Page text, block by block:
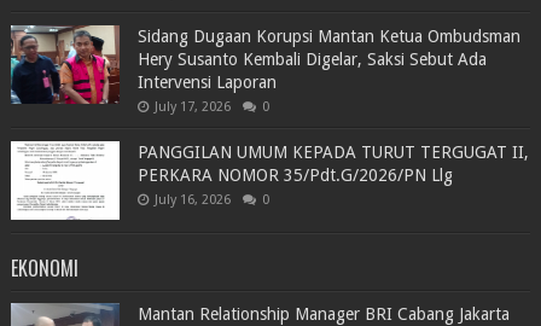
Sidang Dugaan Korupsi Mantan Ketua Ombudsman
Hery Susanto Kembali Digelar, Saksi Sebut Ada
Intervensi Laporan
July 17, 2026 0
PANGGILAN UMUM KEPADA TURUT TERGUGAT II,
PERKARA NOMOR 35/Pdt.G/2026/PN Llg
July 16, 2026 0
EKONOMI
Mantan Relationship Manager BRI Cabang Jakarta